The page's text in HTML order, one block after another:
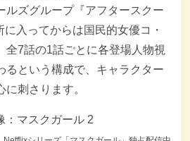
ルズグループ『アフタースクー
入ってからは国民的女優コ・
全7話の1話ごとに各登場人物視
るという構成で、キャラクター
刺さります。